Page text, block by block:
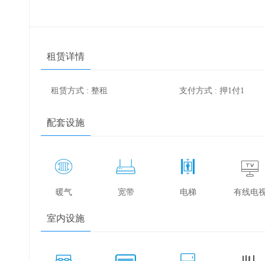
租赁详情
租赁方式 : 整租 支付方式 : 押1付1
配套设施
暖气 宽带 电梯 有线电
室内设施